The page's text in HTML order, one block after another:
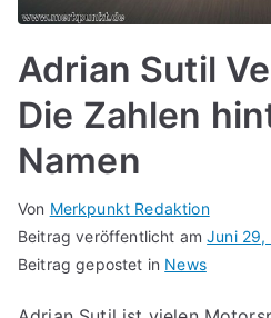
Adrian Sutil
Die Zahlen
Namen
Von Merkpunkt Redaktion
Beitrag veröffentlicht amJuni 29,
Beitrag gepostet in News